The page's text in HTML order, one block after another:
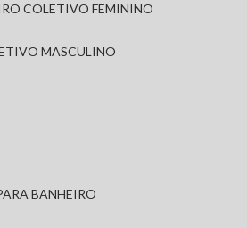
COLETIVO FEMININO
MASCULINO
BANHEIRO